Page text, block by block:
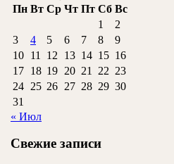
Пн Вт Ср Чт Пт Сб Вс
1
2
3
4 5 6 7 8
9
10 11 12 13 14 15 16
17 18 19 20 21 22 23
24 25 26 27 28 29 30
31
« Июл
Свежие записи